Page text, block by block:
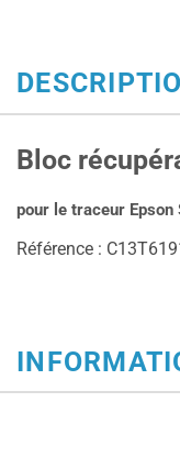
Bloc
pour le traceur Epson
Référence :